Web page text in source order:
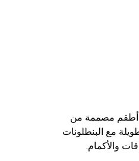
أطقم مصممة من
مع البنطلونات
والأكمام.